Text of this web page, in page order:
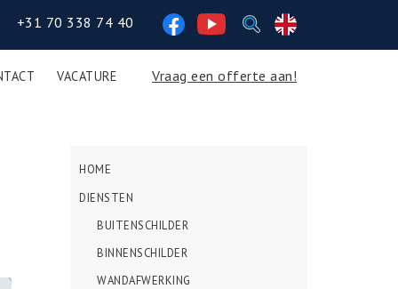
+31 70 338 74 40
Volg
ons
op
VACATURE Vraag een offerte aan!
HOME
DIENSTEN
BUITENSCHILDER
BINNENSCHILDER
WANDAFWERKING